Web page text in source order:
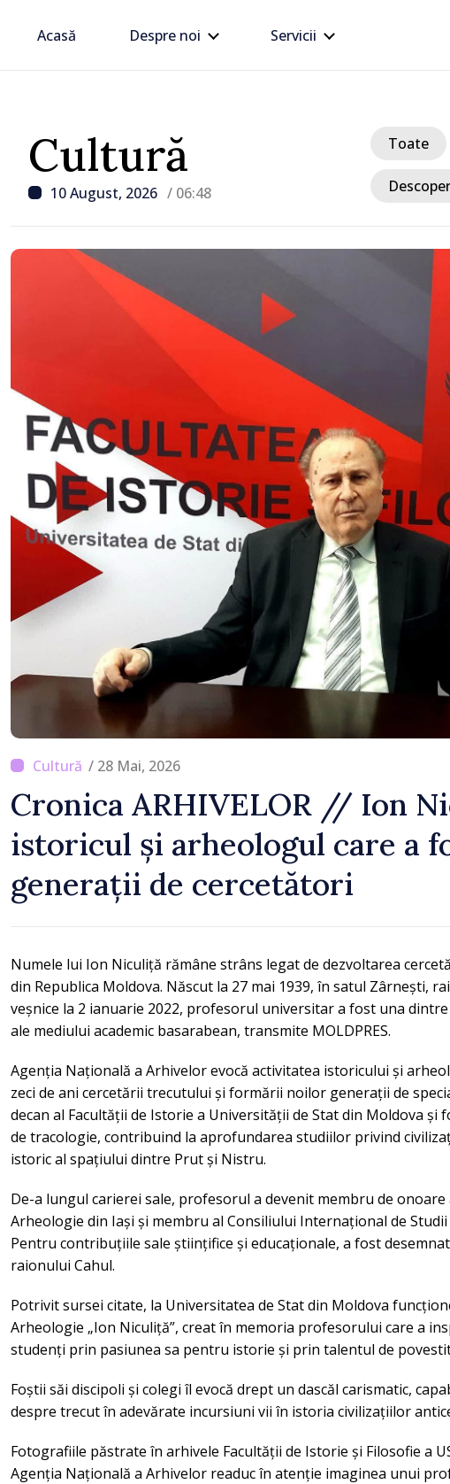
Acasă Despre noi Servicii
Cultură
10 August, 2026 / 06:48
Toate
/ 28 Mai, 2026
Cronica ARHIVELOR // Ion
istoricul și arheologul care a
generații de cercetători
Numele lui Ion Niculiță rămâne strâns legat de dezvoltarea
din Republica Moldova. Născut la 27 mai 1939, în satul Zârnești,
veșnice la 2 ianuarie 2022, profesorul universitar a fost una
ale mediului academic basarabean, transmite MOLDPRES.
Agenția Națională a Arhivelor evocă activitatea istoricului și
zeci de ani cercetării trecutului și formării noilor generații de
decan al Facultății de Istorie a Universității de Stat din Moldova și
de tracologie, contribuind la aprofundarea studiilor privind
istoric al spațiului dintre Prut și Nistru.
De-a lungul carierei sale, profesorul a devenit membru de
Arheologie din Iași și membru al Consiliului Internațional de
Pentru contribuțiile sale științifice și educaționale, a fost
raionului Cahul.
Potrivit sursei citate, la Universitatea de Stat din Moldova
Arheologie „Ion Niculiță”, creat în memoria profesorului care a
studenți prin pasiunea sa pentru istorie și prin talentul de
Foștii săi discipoli și colegi îl evocă drept un dascăl carismatic,
despre trecut în adevărate incursiuni vii în istoria civilizațiilor
Fotografiile păstrate în arhivele Facultății de Istorie și Filosofie a
Agenția Națională a Arhivelor readuc în atenție imaginea unui
/ Acum 7 ore
Agenda evenimentelor, luni, 10